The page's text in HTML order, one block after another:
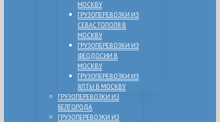
МОСКВУ
ГРУЗОПЕРЕВОЗКИ ИЗ
СЕВАСТОПОЛЯ В
МОСКВУ
ГРУЗОПЕРЕВОЗКИ ИЗ
ФЕОДОСИИ В
МОСКВУ
ГРУЗОПЕРЕВОЗКИ ИЗ
ЯЛТЫ В МОСКВУ
ГРУЗОПЕРЕВОЗКИ ИЗ
БЕЛГОРОДА
ГРУЗОПЕРЕВОЗКИ ИЗ